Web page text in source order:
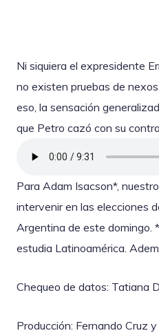
Ni siquiera el expresidente
no existen pruebas de
eso, la sensación
que Petro cazó con su
Para Adam Isacson*,
intervenir en las elecciones
Argentina de este domingo.
estudia Latinoamérica.
Chequeo de datos: Tatiana
Producción: Fernando Cruz